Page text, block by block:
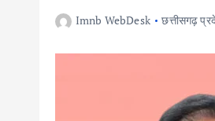
Imnb WebDesk छत्तीसगढ़